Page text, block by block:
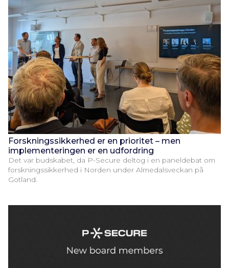
Forskningssikkerhed er en prioritet – men
implementeringen er en udfordring
Det var budskabet, da P-Secure deltog i en paneldebat om
forskningssikkerhed i Norden under Almedalsveckan på
Gotland.